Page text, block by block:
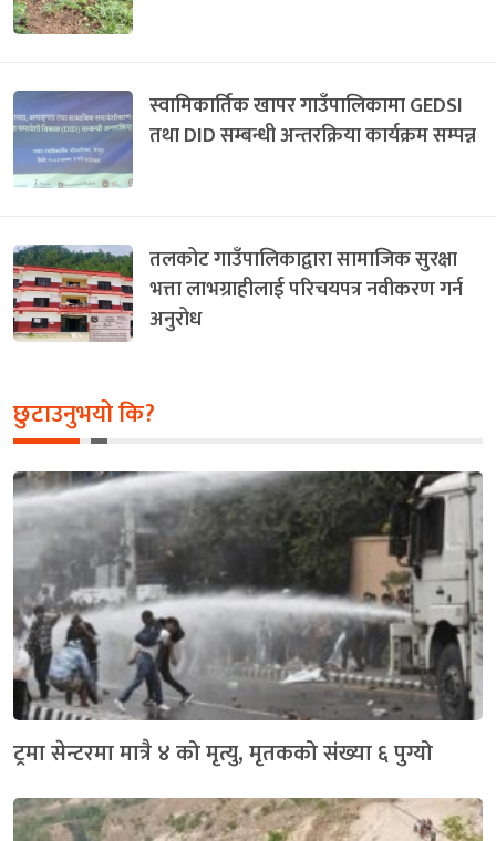
स्वामिकार्तिक खापर गाउँपालिकामा GEDSI
तथा DID सम्बन्धी अन्तरक्रिया कार्यक्रम सम्पन्न
तलकोट गाउँपालिकाद्वारा सामाजिक सुरक्षा
भत्ता लाभग्राहीलाई परिचयपत्र नवीकरण गर्न
अनुरोध
छुटाउनुभयो कि?
ट्रमा सेन्टरमा मात्रै ४ को मृत्यु, मृतकको संख्या ६ पुग्यो